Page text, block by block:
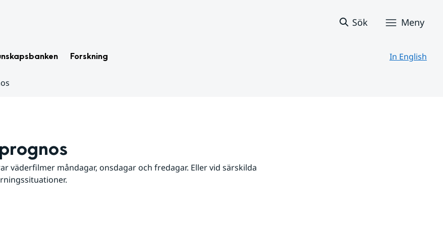
Sök Meny
Forskning In English
väderfilmer måndagar, onsdagar och fredagar. Eller vid särskilda